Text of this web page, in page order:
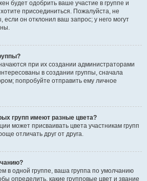
будет одобрить ваше участие в группе и
присоединиться. Пожалуйста, не
если он отклонил ваш запрос; у него могут
при их создании администраторами
в создании группы, сначала
попробуйте отправить ему личное
групп имеют разные цвета?
может присваивать цвета участникам групп
отличать друг от друга.
в одной группе, ваша группа по умолчанию
определить, какие групповые цвет и звание